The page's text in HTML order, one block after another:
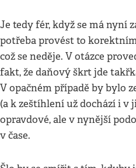
Je tedy fér, když se má nyní
potřeba provést to
což se neděje. V otázce
fakt, že daňový škrt jde
V opačném případě by bylo
(a k zeštíhlení už dochází i v
opravdové, ale v nynější
v čase.